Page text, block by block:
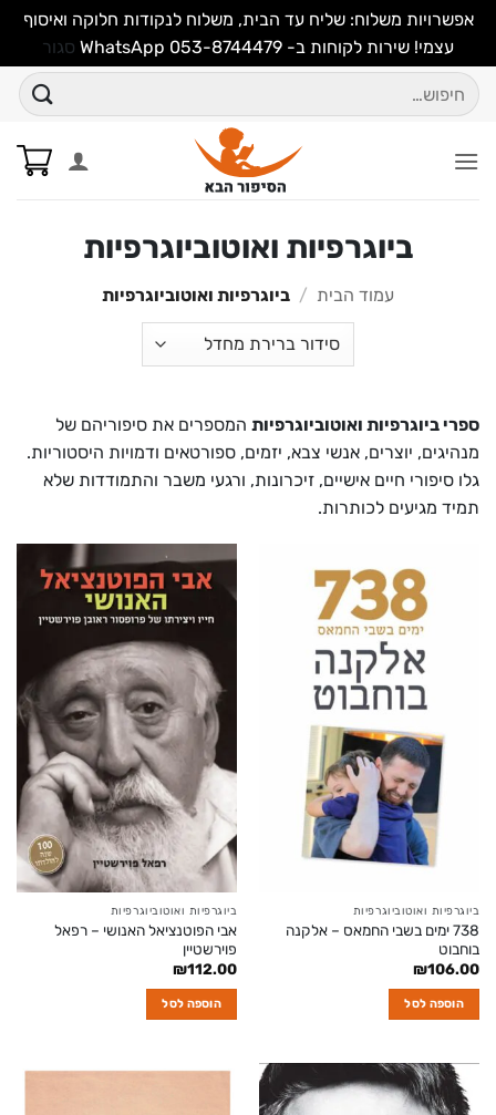
אפשרויות משלוח: שליח עד הבית, משלוח לנקודות חלוקה ואיסוף
עצמי! שירות לקוחות ב- WhatsApp 053-8744479
סגור
Skipחיפוש
עבור:
ביוגרפיות ואוטוביוגרפיות
עמוד הבית / ביוגרפיות ואוטוביוגרפיות
ספרי ביוגרפיות ואוטוביוגרפיות המספרים את סיפוריהם של
מנהיגים, יוצרים, אנשי צבא, יזמים, ספורטאים ודמויות היסטוריות.
גלו סיפורי חיים אישיים, זיכרונות, ורגעי משבר והתמודדות שלא
תמיד מגיעים לכותרות.
ביוגרפיות ואוטוביוגרפיות
738 ימים בשבי החמאס – אלקנה
בוחבוט
₪106.00
הוספה לסל
ביוגרפיות ואוטוביוגרפיות
אבי הפוטנציאל האנושי – רפאל
פוירשטיין
₪112.00
הוספה לסל